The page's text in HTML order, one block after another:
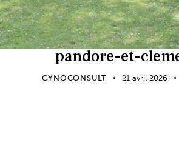
pandore-et-
CYNOCONSULT 21 avril 2026